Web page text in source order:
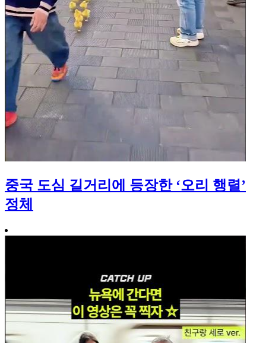
중국 도심 길거리에 등장한 ‘오리 행렬’
정체